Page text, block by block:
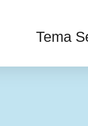
Tema